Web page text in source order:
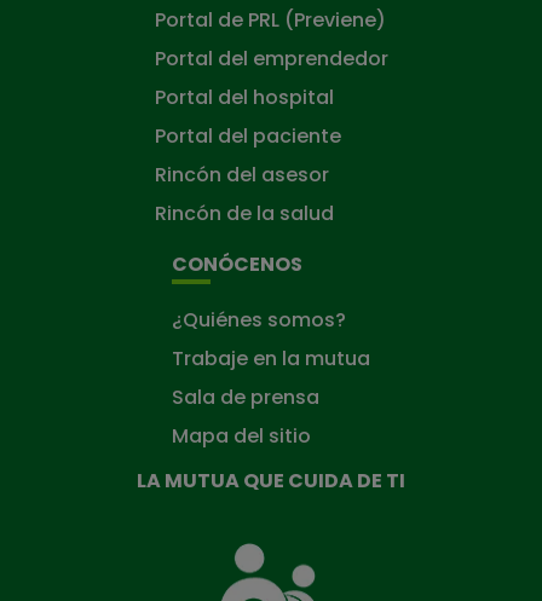
Portal de PRL (Previene)
Portal del emprendedor
Portal del hospital
Portal del paciente
Rincón del asesor
Rincón de la salud
CONÓCENOS
¿Quiénes somos?
Trabaje en la mutua
Sala de prensa
Mapa del sitio
LA MUTUA QUE CUIDA DE TI
Mutua
que